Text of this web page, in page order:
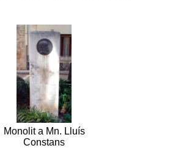
Monolit a Mn. Lluís
Constans